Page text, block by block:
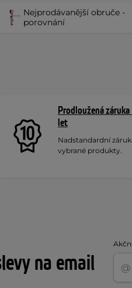
Nejprodávanější obruče -
porovnání
Prodloužená
let
Nadstandardní
vybrané produkty.
na email